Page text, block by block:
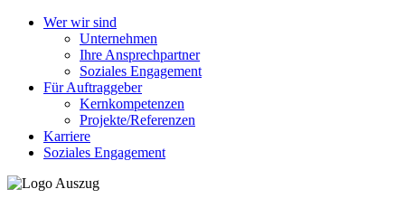
Wer wir sind
Unternehmen
Ihre Ansprechpartner
Soziales Engagement
Für Auftraggeber
Kernkompetenzen
Projekte/Referenzen
Karriere
Soziales Engagement